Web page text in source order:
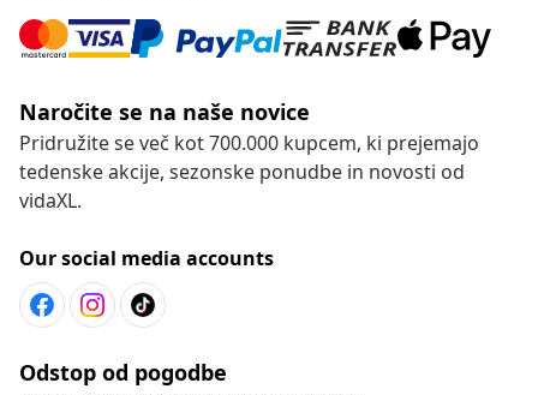
Naročite se na naše novice
Pridružite se več kot 700.000 kupcem, ki prejemajo
tedenske akcije, sezonske ponudbe in novosti od
vidaXL.
Our social media accounts
Odstop od pogodbe